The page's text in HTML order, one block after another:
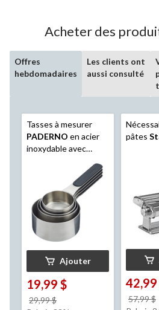
Acheter des
Offres
hebdomadaires
Les clients ont
aussi consulté
Tasses à mesurer
PADERNO en acier
inoxydable avec
Ajouter
19,99 $
29,99 $
pâtes
42,99
57,99 $